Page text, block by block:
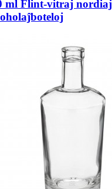
ml Flint-vitraj nordiaj